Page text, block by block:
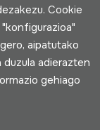
Cookie politika
Cookie
aipatutako
adierazten
gehiago